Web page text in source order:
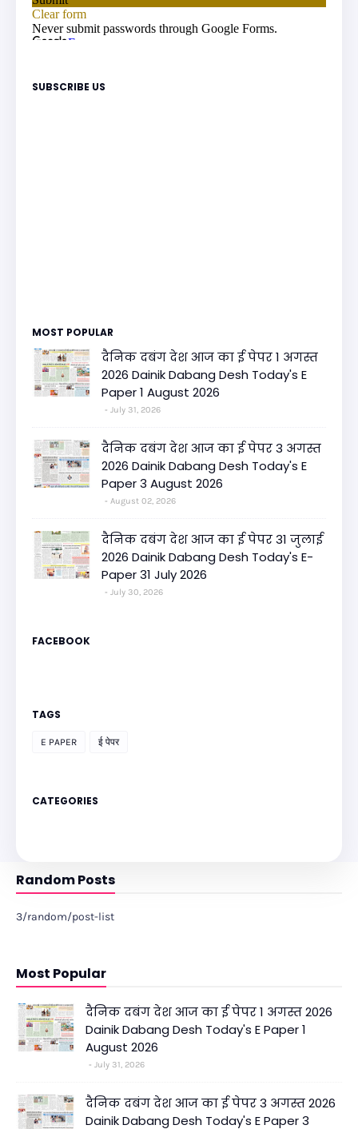
SUBSCRIBE US
MOST POPULAR
दैनिक दबंग देश आज का ई पेपर 1 अगस्त
2026 Dainik Dabang Desh Today's E
Paper 1 August 2026
July 31, 2026
दैनिक दबंग देश आज का ई पेपर 3 अगस्त
2026 Dainik Dabang Desh Today's E
Paper 3 August 2026
August 02, 2026
दैनिक दबंग देश आज का ई पेपर 31 जुलाई
2026 Dainik Dabang Desh Today's E-
Paper 31 July 2026
July 30, 2026
FACEBOOK
TAGS
E PAPER ई पेपर
CATEGORIES
Random Posts
3/random/post-list
Most Popular
दैनिक दबंग देश आज का ई पेपर 1 अगस्त 2026
Dainik Dabang Desh Today's E Paper 1
August 2026
July 31, 2026
दैनिक दबंग देश आज का ई पेपर 3 अगस्त 2026
Dainik Dabang Desh Today's E Paper 3